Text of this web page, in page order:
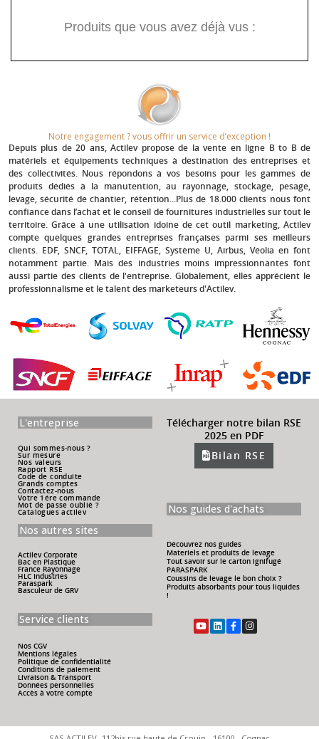
Produits que vous avez déjà vus :
Notre engagement ? vous offrir un service d’exception !​
Depuis plus de 20 ans, Actilev propose de la vente en ligne B to B de
matériels et équipements techniques à destination des entreprises et
des collectivités. Nous répondons à vos besoins pour les gammes de
produits dédiés à la manutention, au rayonnage, stockage, pesage,
levage, sécurité de chantier, rétention...Plus de 18.000 clients nous font
confiance dans l’achat et le conseil de fournitures industrielles sur tout le
territoire. Grâce à une utilisation idoine de cet outil marketing, Actilev
compte quelques grandes entreprises françaises parmi ses meilleurs
clients. EDF, SNCF, TOTAL, EIFFAGE, Système U, Airbus, Véolia en font
notamment partie. Mais des industries moins impressionnantes font
aussi partie des clients de l'entreprise. Globalement, elles apprécient le
professionnalisme et le talent des marketeurs d'Actilev.
L'entreprise
Qui sommes-nous ?
Sur mesure
Nos valeurs
Rapport RSE
Code de conduite
Grands comptes
Contactez-nous
Votre 1ére commande
Mot de passe oublié ?
Catalogues actilev
Télécharger notre bilan RSE
2025 en PDF
Bilan RSE
Nos autres sites
Actilev Corporate
Bac en Plastique
France Rayonnage
HLC Industries
Paraspark
Basculeur de GRV
Nos guides d'achats
Découvrez nos guides
Materiels et produits de levage
Tout savoir sur le carton ignifugé
PARASPARK
Coussins de levage le bon choix ?
Produits absorbants pour tous liquides
!
Service clients
Nos CGV
Mentions légales
Politique de confidentialité
Conditions de paiement
Livraison & Transport
Données personnelles
Accès à votre compte